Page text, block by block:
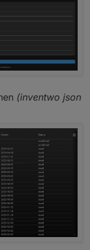
(inventwo json